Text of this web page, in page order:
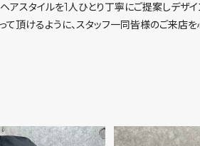
アスタイルを1人ひとり丁寧にご提案しデザイ
頂けるように、スタッフ一同皆様のご来店を